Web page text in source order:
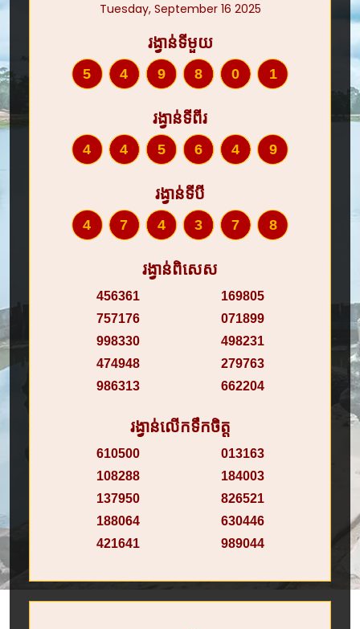
Tuesday, September 16 2025
រង្វាន់ទីមួយ
549801
រង្វាន់ទីពីរ
445649
រង្វាន់ទីបី
474378
រង្វាន់ពិសេស
456361
757176
998330
474948
986313
169805
071899
498231
279763
662204
រង្វាន់លើកទឹកចិត្ត
610500
108288
137950
188064
421641
013163
184003
826521
630446
989044